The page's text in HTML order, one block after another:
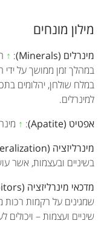
מילון מונחים
מינרלים (Minerals) :
↑
במהלך זמן ממושך על ידי
במלח שולחן, יהלומים
למינרלים.
אפטיט (Apatite)
:
↑
מינרליזציה (Mineralization)
בשיניים ובעצמות, אשר
מדכאי מינרליזציה (Mineralization Inhibitors)
שמגינים על רקמות
שיניים ועצמות – ויכולים